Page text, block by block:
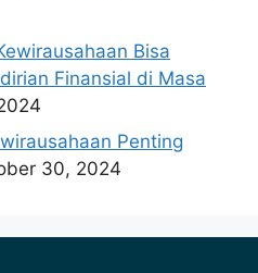
Bisa
Finansial di Masa
Penting
30, 2024